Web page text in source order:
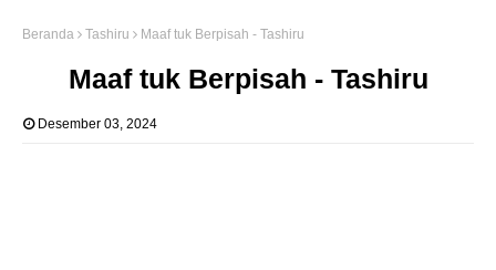
Beranda Tashiru Maaf tuk Berpisah - Tashiru
Maaf tuk Berpisah - Tashiru
Desember 03, 2024